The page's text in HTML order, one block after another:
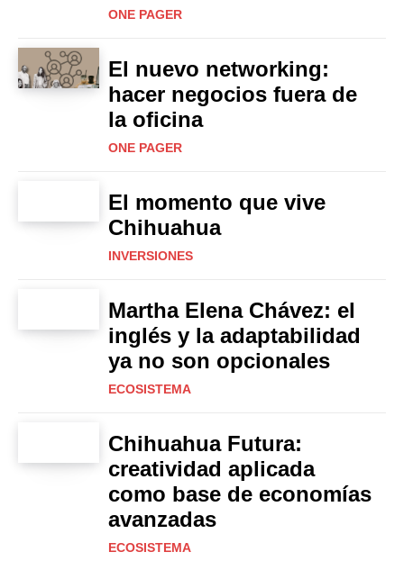
ONE PAGER
El nuevo networking:
hacer negocios fuera de
la oficina
ONE PAGER
El momento que vive
Chihuahua
INVERSIONES
Martha Elena Chávez: el
inglés y la adaptabilidad
ya no son opcionales
ECOSISTEMA
Chihuahua Futura:
creatividad aplicada
como base de economías
avanzadas
ECOSISTEMA